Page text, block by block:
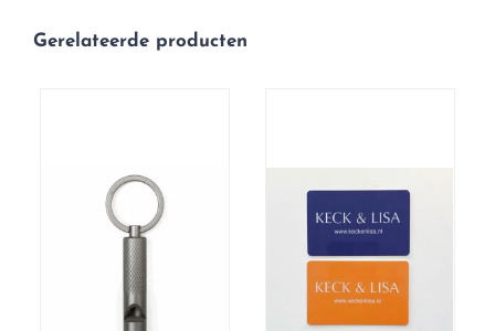
Gerelateerde producten